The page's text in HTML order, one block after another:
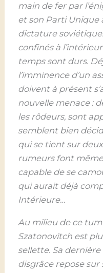
main de fer par
et son Parti Unique
dictature
confinés à
temps sont durs.
l’imminence d’un
doivent à présent
nouvelle menace :
les rôdeurs, sont
semblent bien
qui se tient sur
rumeurs font
capable de se
qui aurait déjà
Intérieure…
Au milieu de ce
Szatonovitch est
sellette. Sa dernière
disgrâce repose